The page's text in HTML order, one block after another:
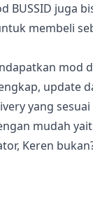
BUSSID juga
membeli
mod
update
yang
mudah
Keren